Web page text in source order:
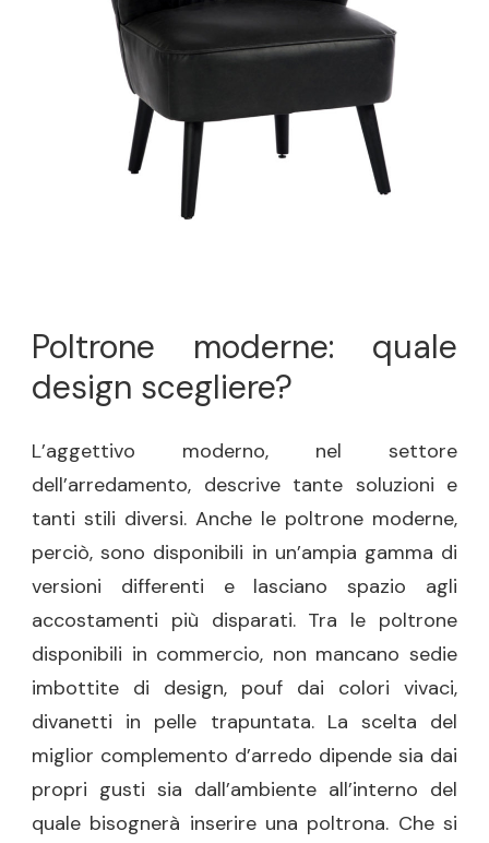
Poltrone moderne: quale
design scegliere?
L’aggettivo moderno, nel settore
dell’arredamento, descrive tante soluzioni e
tanti stili diversi. Anche le poltrone moderne,
perciò, sono disponibili in un’ampia gamma di
versioni differenti e lasciano spazio agli
accostamenti più disparati. Tra le poltrone
disponibili in commercio, non mancano sedie
imbottite di design, pouf dai colori vivaci,
divanetti in pelle trapuntata. La scelta del
miglior complemento d’arredo dipende sia dai
propri gusti sia dall’ambiente all’interno del
quale bisognerà inserire una poltrona. Che si